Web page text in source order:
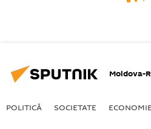
Moldova-
POLITICĂ SOCIETATE